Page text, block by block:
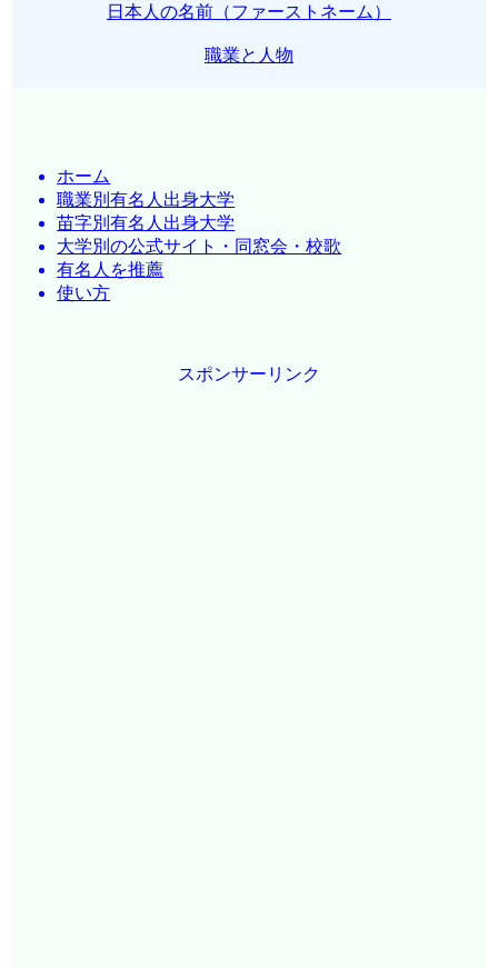
日本人の名前（ファーストネーム）
職業と人物
ホーム
職業別有名人出身大学
苗字別有名人出身大学
大学別の公式サイト・同窓会・校歌
有名人を推薦
使い方
スポンサーリンク